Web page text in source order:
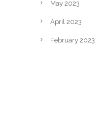
May 2023
April 2023
February 2023